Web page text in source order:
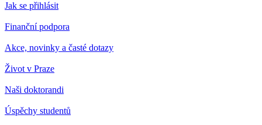
Jak se přihlásit
Finanční podpora
Akce, novinky a časté dotazy
Život v Praze
Naši doktorandi
Úspěchy studentů